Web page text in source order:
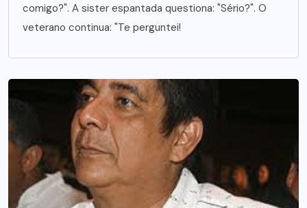
comigo?". A sister espantada questiona: "Sério?". O
veterano continua: "Te perguntei!